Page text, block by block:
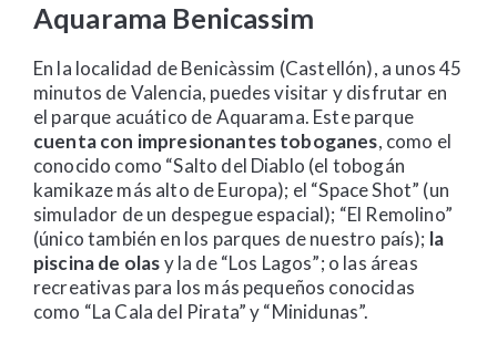
Aquarama Benicassim
En la localidad de Benicàssim (Castellón), a unos 45
minutos de Valencia, puedes visitar y disfrutar en
el parque acuático de Aquarama. Este parque
cuenta con impresionantes toboganes, como el
conocido como “Salto del Diablo (el tobogán
kamikaze más alto de Europa); el “Space Shot” (un
simulador de un despegue espacial); “El Remolino”
(único también en los parques de nuestro país); la
piscina de olasy la de “Los Lagos”; o las áreas
recreativas para los más pequeños conocidas
como “La Cala del Pirata” y “Minidunas”.